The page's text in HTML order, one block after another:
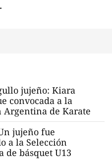
jujeño: Kiara
convocada a la
Argentina de Karate
jujeño fue
a la Selección
de básquet U13